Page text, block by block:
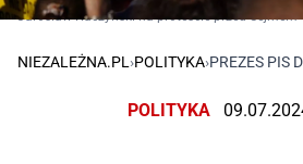
Jarosław Kaczyński na proteście przed Sejmem
NIEZALEŻNA.PL ›POLITYKA›PREZES PIS
POLITYKA